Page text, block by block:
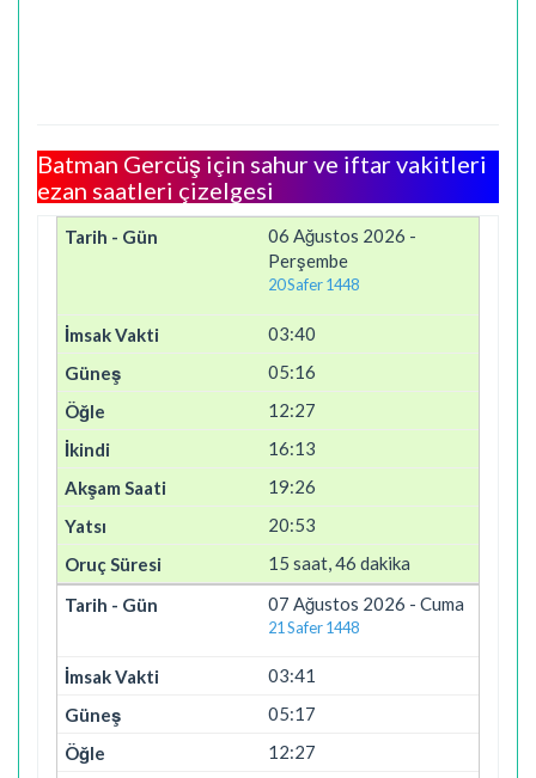
Batman Gercüş için sahur ve iftar vakitleri
ezan saatleri çizelgesi
06 Ağustos 2026 -
Perşembe
20 Safer 1448
03:40
05:16
12:27
16:13
19:26
20:53
15 saat, 46 dakika
07 Ağustos 2026 - Cuma
21 Safer 1448
03:41
05:17
12:27